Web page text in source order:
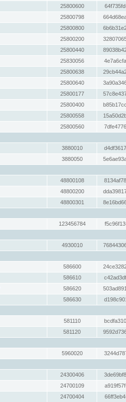
25800600
25800798
25800800
25800200
25800440
25830056
25800638
25800640
25800177
25800400
25800558
25800560
3880010
3880050
48800108
48800200
48800301
123456784
4930010
586600
586610
586620
586630
581110
581120
5960020
24300406
24700109
24700404